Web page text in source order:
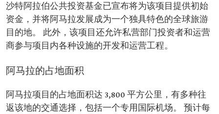
沙特阿拉伯公共投资基金已宣布将为该项目提供初始
资金，并将阿马拉发展成为一个独具特色的全球旅游
目的地。 此外，该项目还允许私营部门投资者和运营
商参与项目内各种设施的开发和运营工程。
阿马拉的占地面积
阿马拉项目的占地面积达 3,800 平方公里，有多种往
返该地的交通选择，包括一个专用国际机场。 预计每